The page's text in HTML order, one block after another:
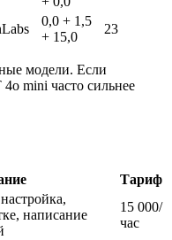
0,0 + 1,5
+ 15,0
23
модели. Если
mini часто сильнее
Тариф
написание
15 000/
час